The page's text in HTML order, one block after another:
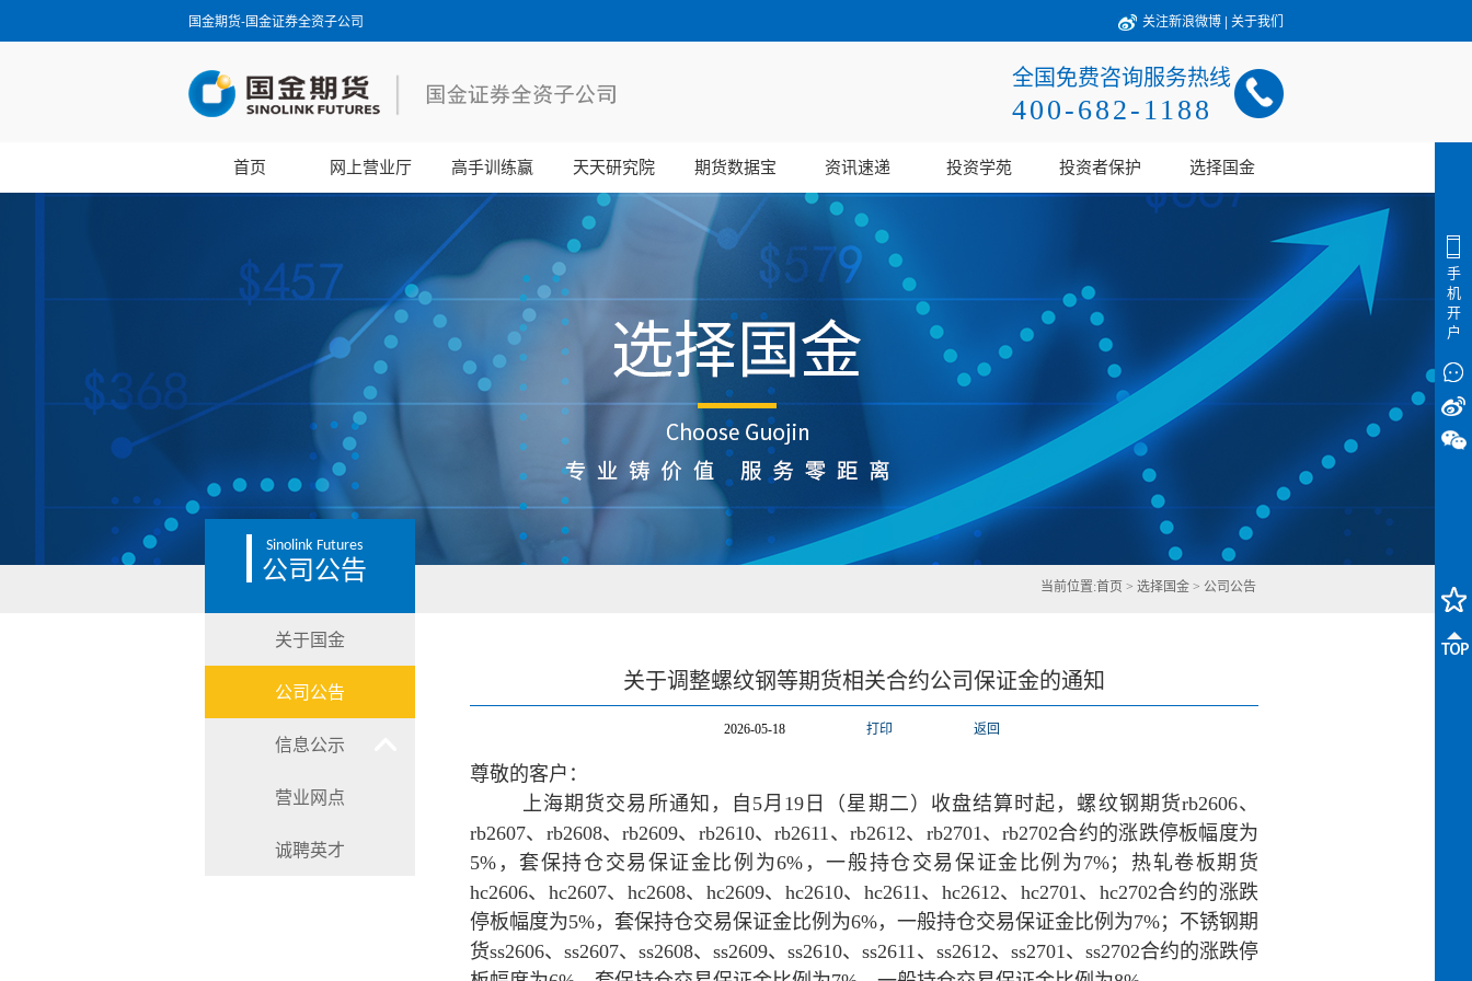
国金期货-国金证券全资子公司 关注新浪微博 | 关于我们
全国免费咨询服务热线
400-682-1188
首页 网上营业厅 高手训练赢 天天研究院 期货数据宝 资讯速递 投资学苑 投资者保护 选择国金
Sinolink Futures
公司公告
当前位置:首页 > 选择国金 > 公司公告
关于国金
公司公告
信息公示
营业网点
诚聘英才
关于调整螺纹钢等期货相关合约公司保证金的通知
2026-05-18 打印 返回
尊敬的客户：
上海期货交易所通知，自5月19日（星期二）收盘结算时起，螺纹钢期货rb2606、
rb2607、rb2608、rb2609、rb2610、rb2611、rb2612、rb2701、rb2702合约的涨跌停板幅度为
5%，套保持仓交易保证金比例为6%，一般持仓交易保证金比例为7%；热轧卷板期货
hc2606、hc2607、hc2608、hc2609、hc2610、hc2611、hc2612、hc2701、hc2702合约的涨跌
停板幅度为5%，套保持仓交易保证金比例为6%，一般持仓交易保证金比例为7%；不锈钢期
货ss2606、ss2607、ss2608、ss2609、ss2610、ss2611、ss2612、ss2701、ss2702合约的涨跌停
手
机
开
户